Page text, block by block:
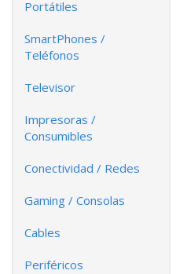
Portátiles
SmartPhones /
Teléfonos
Televisor
Impresoras /
Consumibles
Conectividad / Redes
Gaming / Consolas
Cables
Periféricos